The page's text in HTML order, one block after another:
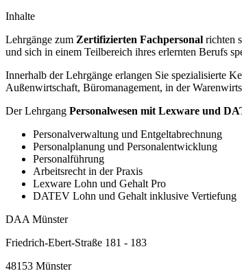
Inhalte
Lehrgänge zum Zertifizierten Fachpersonal richten
und sich in einem Teilbereich ihres erlernten Berufs
Innerhalb der Lehrgänge erlangen Sie spezialisierte
Außenwirtschaft, Büromanagement, in der
Der Lehrgang Personalwesen mit Lexware und
Personalverwaltung und Entgeltabrechnung
Personalplanung und Personalentwicklung
Personalführung
Arbeitsrecht in der Praxis
Lexware Lohn und Gehalt Pro
DATEV Lohn und Gehalt inklusive Vertiefung
DAA Münster
Friedrich-Ebert-Straße 181 - 183
48153 Münster